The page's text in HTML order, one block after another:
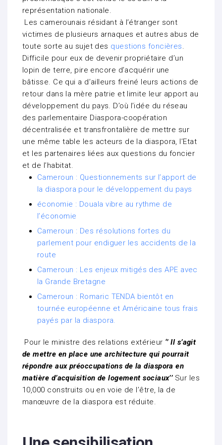
représentation nationale.
Les camerounais résidant à l’étranger sont
victimes de plusieurs arnaques et autres abus de
toute sorte au sujet des questions foncières.
Difficile pour eux de devenir propriétaire d’un
lopin de terre, pire encore d’acquérir une
bâtisse. Ce qui a d’ailleurs freiné leurs actions de
retour dans la mère patrie et limite leur apport au
développement du pays. D’où l’idée du réseau
des parlementaire Diaspora-coopération
décentralisée et transfrontalière de mettre sur
une même table les acteurs de la diaspora, l’Etat
et les partenaires liées aux questions du foncier
et de l’habitat.
Cameroun : Questionnements sur l’apport de
la diaspora pour le développement du pays
économie : Douala vibre au rythme de
l’économie
Cameroun : Des résolutions fortes du
parlement pour endiguer les accidents de la
route
Cameroun : Les enjeux mitigés des APE avec
la Grande Bretagne
Cameroun : Romaric TENDA bientôt en
tournée européenne et Américaine tous frais
payés par la diaspora.
Pour le ministre des relations extérieur ‘’ Il s’agit
de mettre en place une architecture qui pourrait
répondre aux préoccupations de la diaspora en
matière d’acquisition de logement sociaux’’Sur les
10,000 construits ou en voie de l’être, la de
manœuvre de la diaspora est réduite.